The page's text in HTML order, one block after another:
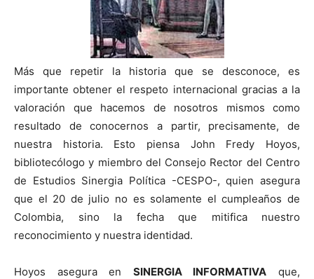
Más que repetir la historia que se desconoce, es
importante obtener el respeto internacional gracias a la
valoración que hacemos de nosotros mismos como
resultado de conocernos a partir, precisamente, de
nuestra historia. Esto piensa John Fredy Hoyos,
bibliotecólogo y miembro del Consejo Rector del Centro
de Estudios Sinergia Política -CESPO-, quien asegura
que el 20 de julio no es solamente el cumpleaños de
Colombia, sino la fecha que mitifica nuestro
reconocimiento y nuestra identidad.
Hoyos asegura en SINERGIA INFORMATIVA que,